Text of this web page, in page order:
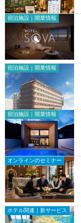
宿泊施設｜開業情報
宿泊施設｜開業情報
宿泊施設｜開業情報
オンラインのセミナー
ホテル関連｜新サービス